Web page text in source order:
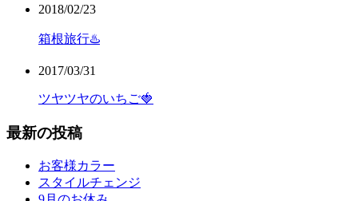
2018/02/23
箱根旅行♨️
2017/03/31
ツヤツヤのいちご🍓
最新の投稿
お客様カラー
スタイルチェンジ